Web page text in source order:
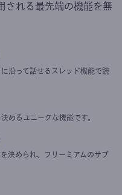
される最先端の機能を無
沿って話せるスレッド機能で読
めるユニークな機能です。
決められ、フリーミアムのサブ